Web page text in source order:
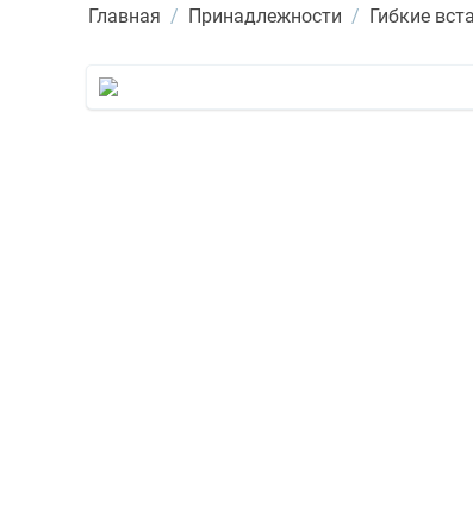
Главная / Принадлежности / Гибкие